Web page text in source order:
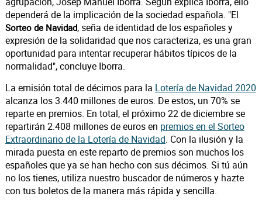
dependerá de la implicación de la sociedad española. "El
Sorteo de Navidad, seña de identidad de los españoles y
expresión de la solidaridad que nos caracteriza, es una gran
oportunidad para intentar recuperar hábitos típicos de la
normalidad", concluye Iborra.
La emisión total de décimos para la Lotería de Navidad 2020
alcanza los 3.440 millones de euros. De estos, un 70% se
reparte en premios. En total, el próximo 22 de diciembre se
repartirán 2.408 millones de euros en premios en el Sorteo
Extraordinario de la Lotería de Navidad. Con la ilusión y la
mirada puesta en este reparto de premios son muchos los
españoles que ya se han hecho con sus décimos. Si tú aún
no los tienes, utiliza nuestro buscador de números y hazte
con tus boletos de la manera más rápida y sencilla.